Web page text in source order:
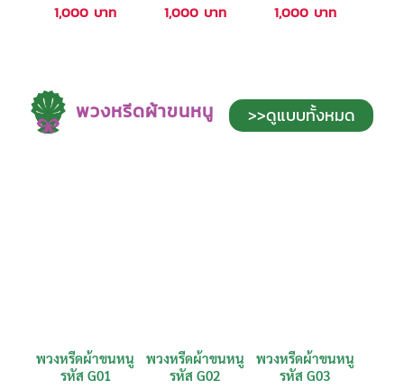
1,000 บาท 1,000 บาท 1,000 บาท
พวงหรีดผ้าขนหนู >>ดูแบบทั้งหมด
พวงหรีดผ้าขนหนู
รหัส G01
พวงหรีดผ้าขนหนู
รหัส G02
พวงหรีดผ้าขนหนู
รหัส G03